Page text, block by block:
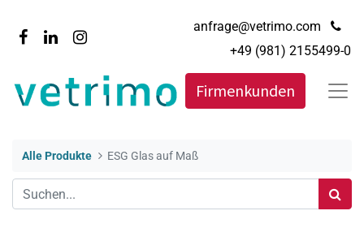
anfrage@vetrimo.com
+49 (981) 2155499-0
Firmenkunden
Alle Produkte ESG Glas auf Maß